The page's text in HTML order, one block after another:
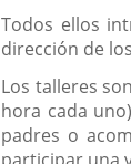
Todos ellos
dirección de
Los talleres
hora cada
padres o